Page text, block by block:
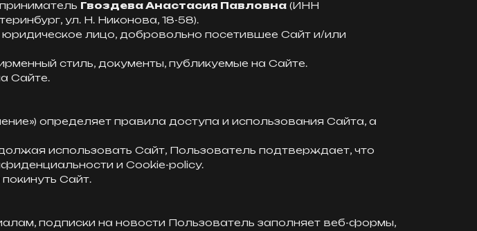
Гвоздева Анастасия Павловна (ИНН
ул. Н. Никонова, 18-58).
лицо, добровольно посетившее Сайт и/или
стиль, документы, публикуемые на Сайте.
Сайте.
определяет правила доступа и использования Сайта, а
использовать Сайт, Пользователь подтверждает, что
и Cookie-policy.
Сайт.
подписки на новости Пользователь заполняет веб-формы,